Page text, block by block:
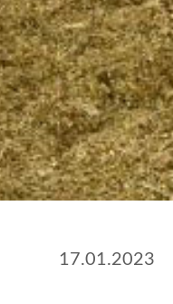
17.01.2023